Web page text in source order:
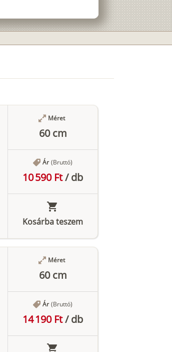
Méret
60 cm
Ár (Bruttó)
10 590 Ft/db
Kosárba teszem
Méret
60 cm
Ár (Bruttó)
14 190 Ft/db